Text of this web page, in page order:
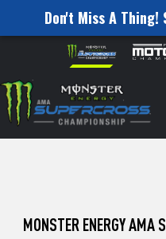
Don't Miss A
website
includes
an
accessibility
Skip to content
to
Watch
Pro
Unadilla
MONSTER ENERGY AMA